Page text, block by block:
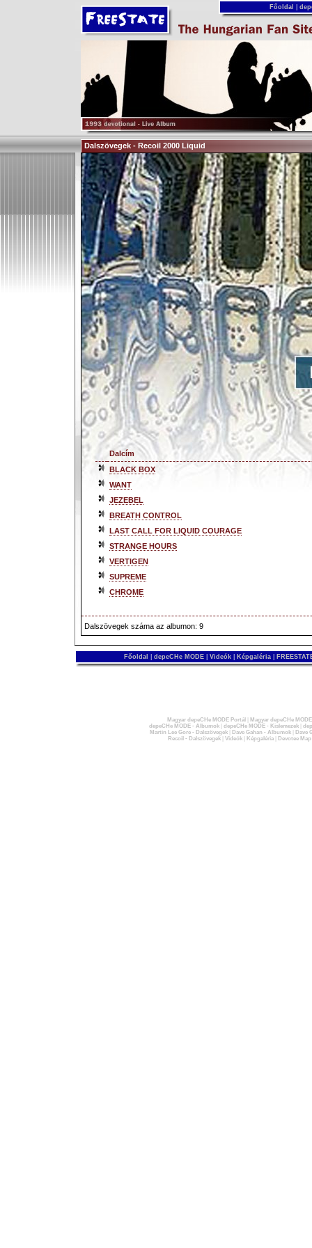
Főoldal
Dalszövegek - Recoil 2000 Liquid
Dalcím
BLACK BOX
WANT
JEZEBEL
BREATH CONTROL
LAST CALL FOR LIQUID COURAGE
STRANGE HOURS
VERTIGEN
SUPREME
CHROME
Dalszövegek száma az albumon: 9
Főoldal depeCHe MODE Videók Képgaléria
Magyar depeCHe MODE Portál
Magyar depeCHe
depeCHe MODE - Albumok| depeCHe MODE - Kislemezek|
Martin Lee Gore - Dalszövegek| Dave Gahan - Albumok|
Dave
Recoil - Dalszövegek| Videók| Képgaléria| Devotee Map